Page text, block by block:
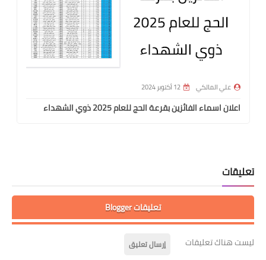
علي المالكي 12 أكتوبر 2024
اعلان اسماء الفائزين بقرعة الحج للعام 2025 ذوي الشهداء
تعليقات
تعليقات Blogger
ليست هناك تعليقات إرسال تعليق